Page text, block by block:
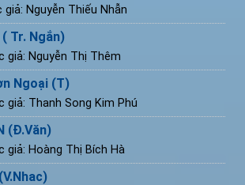
giả: Nguyễn Thiếu Nhẫn
Tr. Ngắn)
giả: Nguyễn Thị Thêm
Ngoại (T)
giả: Thanh Song Kim Phú
(Đ.Văn)
giả: Hoàng Thị Bích Hà